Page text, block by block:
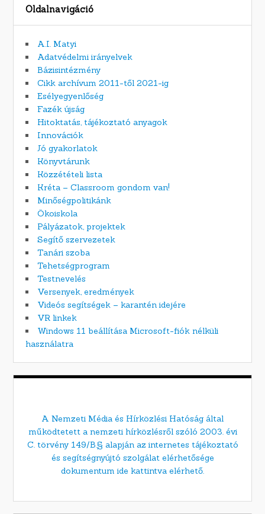
Oldalnavigáció
A.I. Matyi
Adatvédelmi irányelvek
Bázisintézmény
Cikk archívum 2011-től 2021-ig
Esélyegyenlőség
Fazék újság
Hitoktatás, tájékoztató anyagok
Innovációk
Jó gyakorlatok
Könyvtárunk
Közzétételi lista
Kréta – Classroom gondom van!
Minőségpolitikánk
Ökoiskola
Pályázatok, projektek
Segítő szervezetek
Tanári szoba
Tehetségprogram
Testnevelés
Versenyek, eredmények
Videós segítségek – karantén idejére
VR linkek
Windows 11 beállítása Microsoft-fiók nélküli
használatra
A Nemzeti Média és Hírközlési Hatóság által
működtetett a nemzeti hírközlésről szóló 2003. évi
C. törvény 149/B.§ alapján az internetes tájékoztató
és segítségnyújtó szolgálat elérhetősége
dokumentum ide kattintva elérhető.